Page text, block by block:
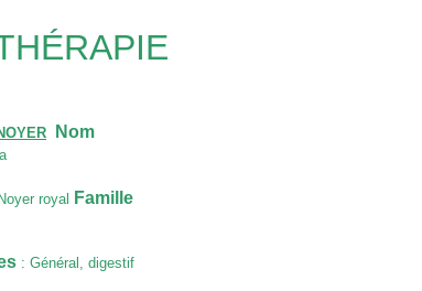
Nom
royal Famille
: Général, digestif